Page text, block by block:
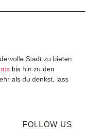
Stadt zu bieten
bis hin zu den
als du denkst, lass
FOLLOW US